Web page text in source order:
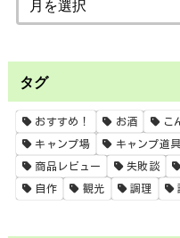
タグ
おすすめ！ お酒 こ
キャンプ場 キャンプ道具
商品レビュー 失敗談
自作 観光 調理